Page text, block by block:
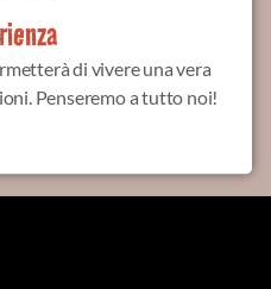
di vivere una vera
Penseremo a tutto noi!